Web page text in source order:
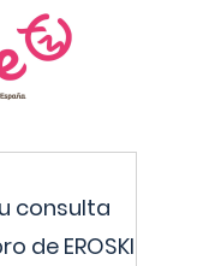
consulta
de EROSKI